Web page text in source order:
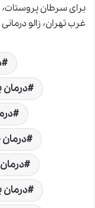
غرب تهران٬ زالو درمانی در منزل
درمان
درمان